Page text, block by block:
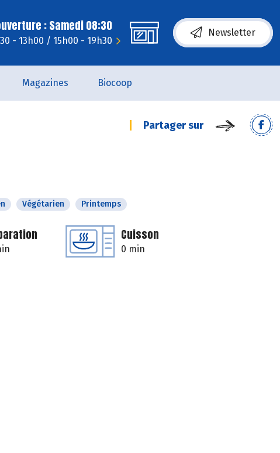
: Samedi 08:30
- 13h00 / 15h00 - 19h30
Newsletter
Magazines Biocoop
Partager sur
Végétarien Printemps
Cuisson
0 min